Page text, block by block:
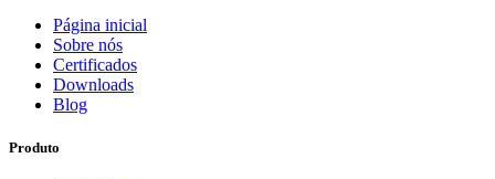
Página inicial
Sobre nós
Certificados
Downloads
Blog
Produto